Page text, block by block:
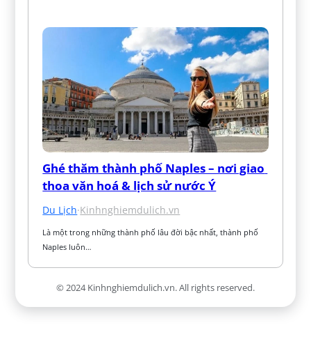
Ghé thăm thành phố Naples – nơi giao
thoa văn hoá & lịch sử nước Ý
Du Lịch·Kinhnghiemdulich.vn
Là một trong những thành phố lâu đời bậc nhất, thành phố
Naples luôn…
© 2024 Kinhnghiemdulich.vn. All rights reserved.